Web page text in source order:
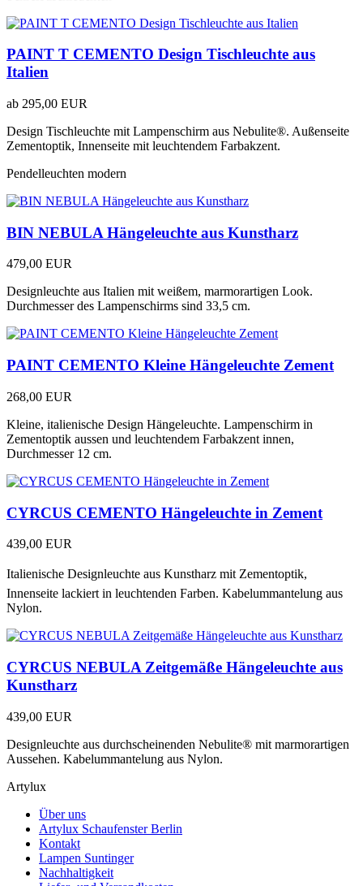
PAINT T CEMENTO Design Tischleuchte aus
Italien
ab 295,00 EUR
Design Tischleuchte mit Lampenschirm aus Nebulite®. Außenseite
Zementoptik, Innenseite mit leuchtendem Farbakzent.
Pendelleuchten modern
BIN NEBULA Hängeleuchte aus Kunstharz
479,00 EUR
Designleuchte aus Italien mit weißem, marmorartigen Look.
Durchmesser des Lampenschirms sind 33,5 cm.
PAINT CEMENTO Kleine Hängeleuchte Zement
268,00 EUR
Kleine, italienische Design Hängeleuchte. Lampenschirm in
Zementoptik aussen und leuchtendem Farbakzent innen,
Durchmesser 12 cm.
CYRCUS CEMENTO Hängeleuchte in Zement
439,00 EUR
Italienische Designleuchte aus Kunstharz mit Zementoptik,
Innenseite lackiert in leuchtenden Farben. Kabelummantelung aus
Nylon.
CYRCUS NEBULA Zeitgemäße Hängeleuchte aus
Kunstharz
439,00 EUR
Designleuchte aus durchscheinenden Nebulite® mit marmorartigen
Aussehen. Kabelummantelung aus Nylon.
Artylux
Über uns
Artylux Schaufenster Berlin
Kontakt
Lampen Suntinger
Nachhaltigkeit